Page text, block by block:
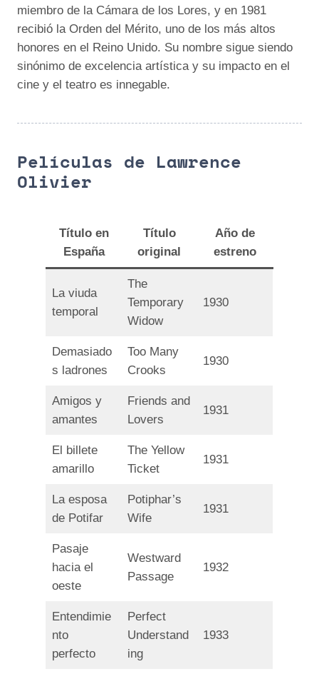
miembro de la Cámara de los Lores, y en 1981
recibió la Orden del Mérito, uno de los más altos
honores en el Reino Unido. Su nombre sigue siendo
sinónimo de excelencia artística y su impacto en el
cine y el teatro es innegable.
Películas de Lawrence
Olivier
Título en
España
Título
original
Año de
estreno
La viuda
temporal
The
Temporary
Widow
1930
Demasiado
s ladrones
Too Many
Crooks
1930
Amigos y
amantes
Friends and
Lovers
1931
El billete
amarillo
The Yellow
Ticket
1931
La esposa
de Potifar
Potiphar’s
Wife
1931
Pasaje
hacia el
oeste
Westward
Passage
1932
Entendimie
nto
perfecto
Perfect
Understand
ing
1933